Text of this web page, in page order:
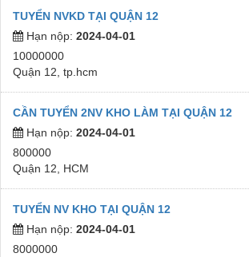
TUYỂN NVKD TẠI QUẬN 12
Hạn nộp: 2024-04-01
10000000
Quận 12, tp.hcm
CẦN TUYỂN 2NV KHO LÀM TẠI QUẬN 12
Hạn nộp: 2024-04-01
800000
Quận 12, HCM
TUYỂN NV KHO TẠI QUẬN 12
Hạn nộp: 2024-04-01
8000000